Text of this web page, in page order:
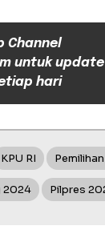
Channel
untuk update
hari
KPU RI
2024 Pilpres